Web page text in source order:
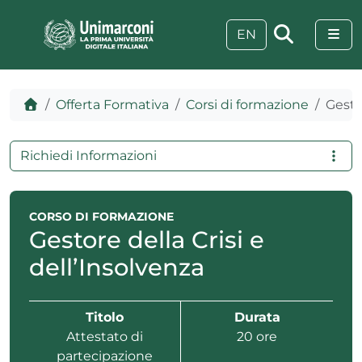
EN
Home
Offerta Formativa Corsi di formazione
CORSO DI FORMAZIONE
Gestore della Crisi e
dell’Insolvenza
Titolo
Attestato di
partecipazione
Durata
20 ore
Richiedi Informazioni